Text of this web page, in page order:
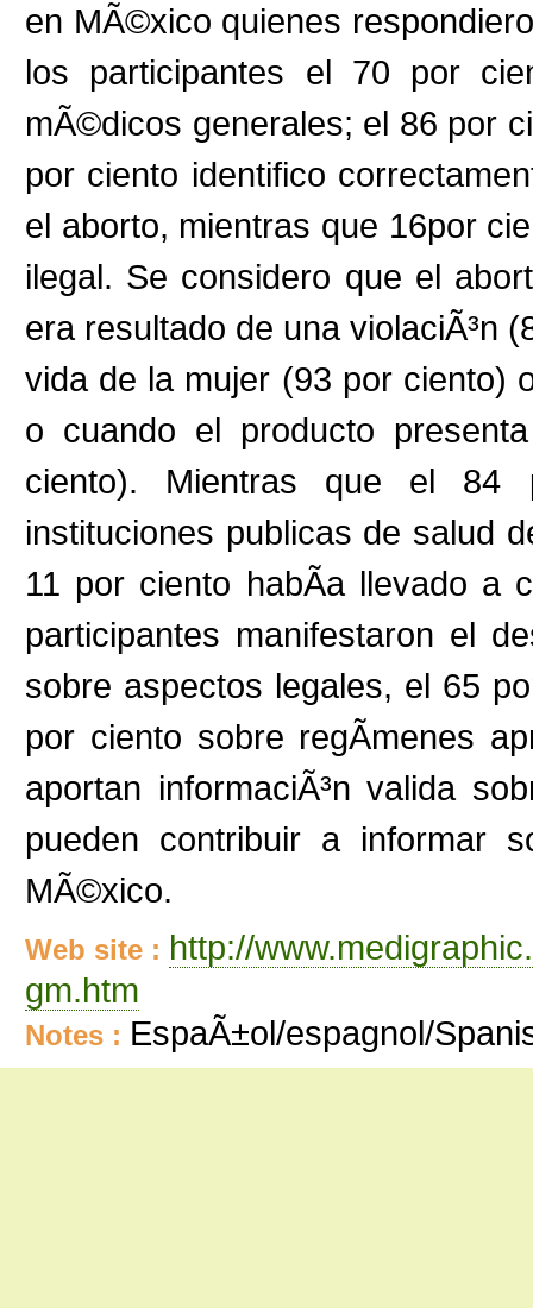
en MÃ©xico quienes
los participantes el 70 por
mÃ©dicos generales; el 86 por
por ciento identifico
el aborto, mientras que 16por
ilegal. Se considero que el
era resultado de una violaciÃ³n
vida de la mujer (93 por ciento)
o cuando el producto
ciento). Mientras que el 84
instituciones publicas de salud
11 por ciento habÃ­a llevado a
participantes manifestaron el
sobre aspectos legales, el 65
por ciento sobre regÃ­menes
aportan informaciÃ³n valida
pueden contribuir a informar
MÃ©xico.
Web site : http://
gm.htm
Notes : EspaÃ±ol/espagnol/